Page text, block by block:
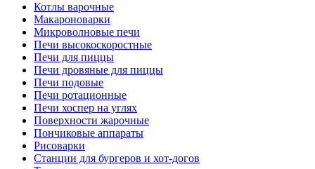
Котлы варочные
Макароноварки
Микроволновые печи
Печи высокоскоростные
Печи для пиццы
Печи дровяные для пиццы
Печи подовые
Печи ротационные
Печи хоспер на углях
Поверхности жарочные
Пончиковые аппараты
Рисоварки
Станции для бургеров и хот-догов